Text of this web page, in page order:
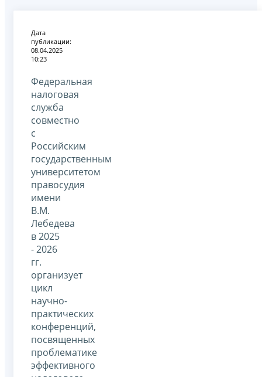
Дата
публикации:
08.04.2025
10:23
Федеральная
налоговая
служба
совместно
с
Российским
государственным
университетом
правосудия
имени
В.М.
Лебедева
в 2025
- 2026
гг.
организует
цикл
научно-
практических
конференций,
посвященных
проблематике
эффективного